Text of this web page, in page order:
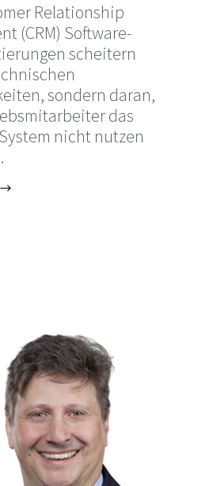
Relationship
(CRM) Software-
scheitern
sondern daran,
das
nicht nutzen